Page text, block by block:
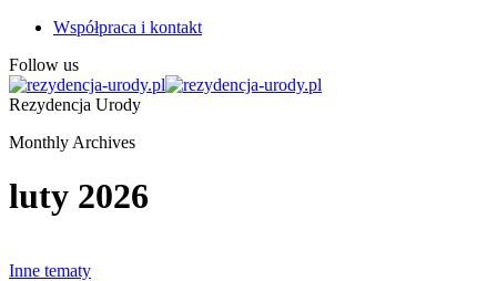
Współpraca i kontakt
Follow us
Rezydencja Urody
Monthly Archives
luty 2026
Inne tematy